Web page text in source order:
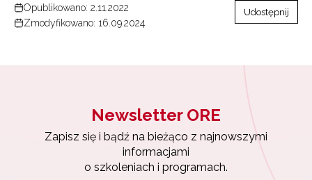
Opublikowano: 2.11.2022
Zmodyfikowano: 16.09.2024
Udostępnij
Newsletter ORE
Zapisz się i bądź na bieżąco z najnowszymi
informacjami
o szkoleniach i programach.
Newsletter ORE